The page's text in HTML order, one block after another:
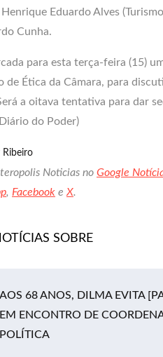
Eduardo Alves
Cunha.
para esta terça-feira (15)
de Ética da Câmara, para
a oitava tentativa para dar
do Poder)
Ribeiro
Noticias no Google
, Facebook e X.
SOBRE
AOS 68 ANOS, DILMA EVITA
EM ENCONTRO DE
POLÍTICA